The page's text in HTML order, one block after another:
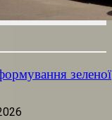
зеленої